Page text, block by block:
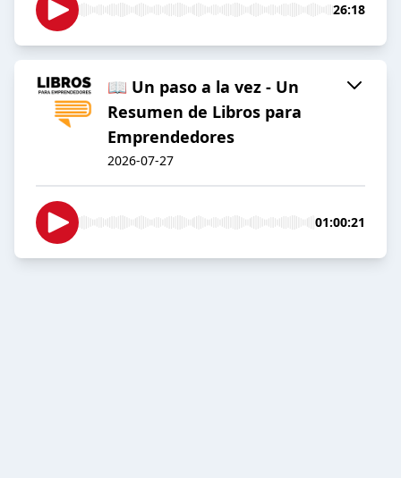
26:18
📖 Un paso a la vez - Un
Resumen de Libros para
Emprendedores
2026-07-27
01:00:21